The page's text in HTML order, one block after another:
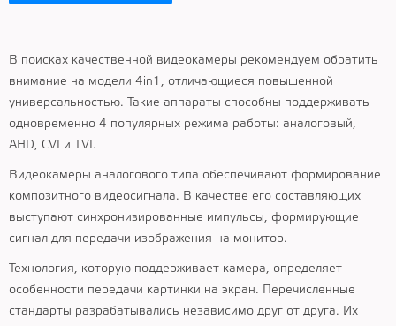
В поисках качественной видеокамеры рекомендуем обратить
внимание на модели 4in1, отличающиеся повышенной
универсальностью. Такие аппараты способны поддерживать
одновременно 4 популярных режима работы: аналоговый,
AHD, CVI и TVI.
Видеокамеры аналогового типа обеспечивают формирование
композитного видеосигнала. В качестве его составляющих
выступают синхронизированные импульсы, формирующие
сигнал для передачи изображения на монитор.
Технология, которую поддерживает камера, определяет
особенности передачи картинки на экран. Перечисленные
стандарты разрабатывались независимо друг от друга. Их